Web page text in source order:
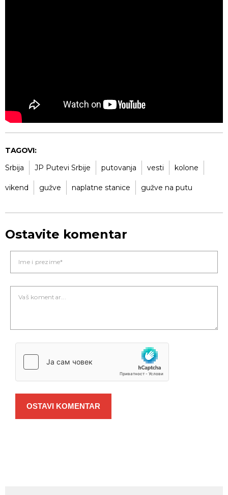
TAGOVI:
Srbija
JP Putevi Srbije putovanja vesti kolone
vikend gužve naplatne stanice gužve na putu
Ostavite komentar
OSTAVI KOMENTAR